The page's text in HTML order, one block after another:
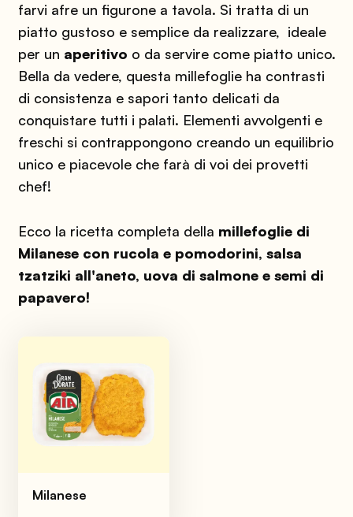
farvi afre un figurone a tavola. Si tratta di un
piatto gustoso e semplice da realizzare, ideale
per un aperitivo o da servire come piatto unico.
Bella da vedere, questa millefoglie ha contrasti
di consistenza e sapori tanto delicati da
conquistare tutti i palati. Elementi avvolgenti e
freschi si contrappongono creando un equilibrio
unico e piacevole che farà di voi dei provetti
chef!
Ecco la ricetta completa della millefoglie di
Milanese con rucola e pomodorini, salsa
tzatziki all'aneto, uova di salmone e semi di
papavero!
Milanese